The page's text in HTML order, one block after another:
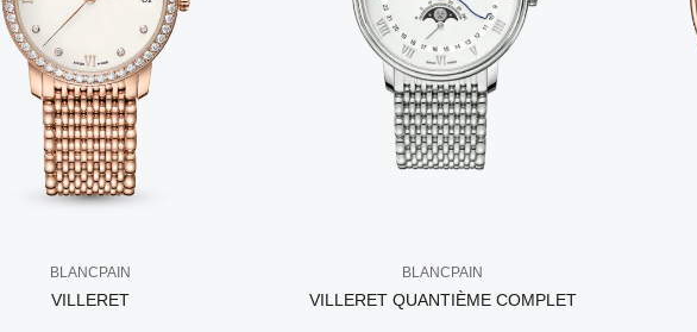
BLANCPAIN
VILLERET
BLANCPAIN
VILLERET QUANTIÈME COMPLET